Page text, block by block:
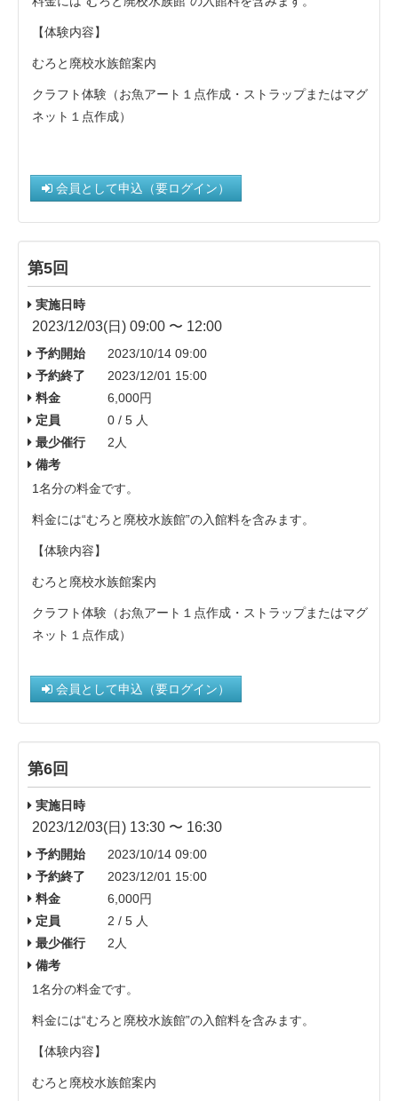
【体験内容】
むろと廃校水族館案内
クラフト体験（お魚アート１点作成・ストラップまたはマグ
ネット１点作成）
会員として申込（要ログイン）
第5回
実施日時
2023/12/03(日) 09:00 〜 12:00
予約開始
2023/10/14 09:00
予約終了
2023/12/01 15:00
料金
6,000円
定員
0 / 5 人
最少催行
2人
備考
1名分の料金です。
料金には“むろと廃校水族館”の入館料を含みます。
【体験内容】
むろと廃校水族館案内
クラフト体験（お魚アート１点作成・ストラップまたはマグ
ネット１点作成）
会員として申込（要ログイン）
第6回
実施日時
2023/12/03(日) 13:30 〜 16:30
予約開始
2023/10/14 09:00
予約終了
2023/12/01 15:00
料金
6,000円
定員
2 / 5 人
最少催行
2人
備考
1名分の料金です。
料金には“むろと廃校水族館”の入館料を含みます。
【体験内容】
むろと廃校水族館案内